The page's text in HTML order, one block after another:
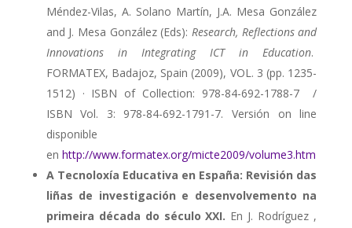
Méndez-Vilas, A. Solano Martín, J.A. Mesa González
and J. Mesa González (Eds): Research, Reflections and
Innovations in Integrating ICT in Education.
FORMATEX, Badajoz, Spain (2009), VOL. 3 (pp. 1235-
1512) · ISBN of Collection: 978-84-692-1788-7 /
ISBN Vol. 3: 978-84-692-1791-7. Versión on line
disponible
en http://www.formatex.org/micte2009/volume3.htm
A Tecnoloxía Educativa en España: Revisión das
liñas de investigación e desenvolvemento na
primeira década do século XXI. En J. Rodríguez ,